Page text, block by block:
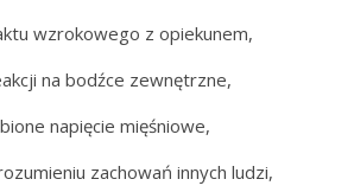
wzrokowego z opiekunem,
na bodźce zewnętrzne,
napięcie mięśniowe,
zachowań innych ludzi,